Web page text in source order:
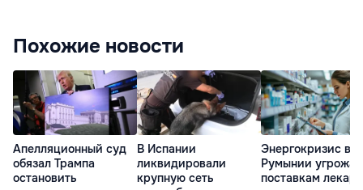
Похожие новости
Апелляционный суд
обязал Трампа
остановить
В Испании
ликвидировали
крупную сеть
Энергокризис в
Румынии
поставкам